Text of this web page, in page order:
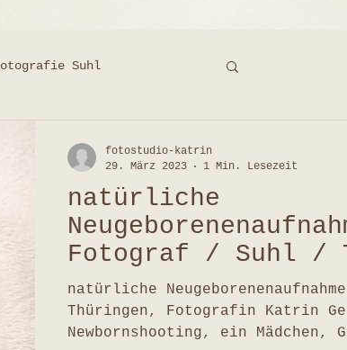
Suhl
natürliche
Fotograf / Suhl /
/ ein Mädchen /
Gessner
natürliche
Thüringen, Fotografin Katrin
Newbornshooting, ein Mädchen,
fotostudio-katrin
29. März 2023
1 Min. Lesezeit